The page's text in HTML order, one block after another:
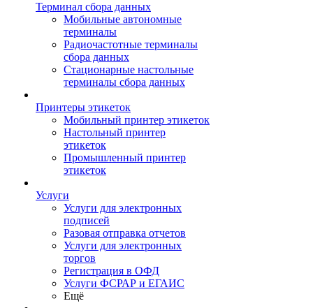
Терминал сбора данных
Мобильные автономные
терминалы
Радиочастотные терминалы
сбора данных
Стационарные настольные
терминалы сбора данных
Принтеры этикеток
Мобильный принтер этикеток
Настольный принтер
этикеток
Промышленный принтер
этикеток
Услуги
Услуги для электронных
подписей
Разовая отправка отчетов
Услуги для электронных
торгов
Регистрация в ОФД
Услуги ФСРАР и ЕГАИС
Ещё